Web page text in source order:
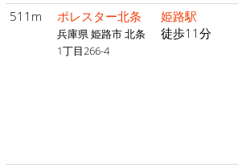
511m ポレスター北条
兵庫県 姫路市 北条
1丁目266-4
姫路駅
徒歩11分